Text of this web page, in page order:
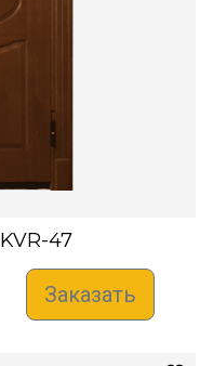
KVR-47
Заказать